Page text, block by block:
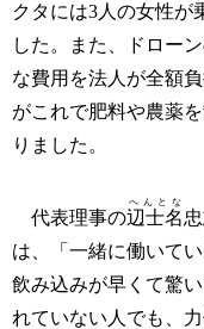
クタには3人の女性が
した。また、ドロー
な費用を法人が全額
がこれで肥料や農薬
りました。
代表理事の辺士名
へんとな
は、「一緒に働いて
飲み込みが早くて驚
れていない人でも、